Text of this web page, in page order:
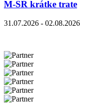
M-SR krátke trate
31.07.2026 - 02.08.2026